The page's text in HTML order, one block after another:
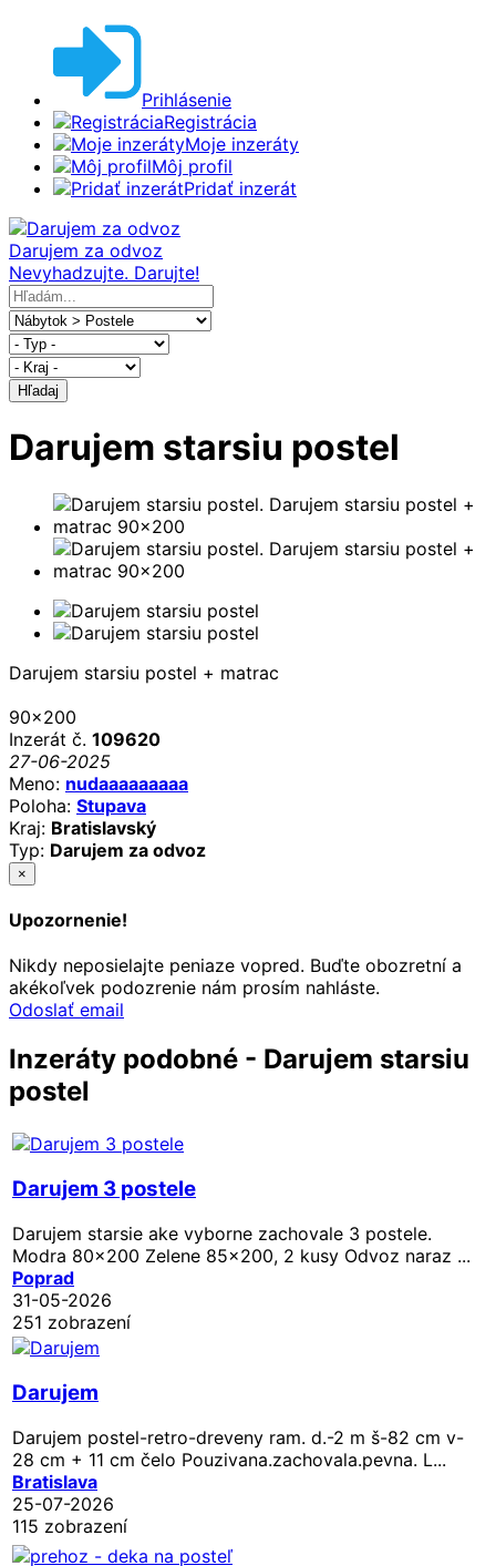
Prihlásenie
Registrácia
Moje inzeráty
Môj profil
Pridať inzerát
Darujem za odvoz
Nevyhadzujte. Darujte!
Hľadaj
Darujem starsiu postel
Darujem starsiu postel + matrac
90x200
Inzerát č. 109620
27-06-2025
Meno: nudaaaaaaaaa
Poloha: Stupava
Kraj: Bratislavský
Typ: Darujem za odvoz
×
Upozornenie!
Nikdy neposielajte peniaze vopred. Buďte obozretní a
akékoľvek podozrenie nám prosím nahláste.
Odoslať email
Inzeráty podobné - Darujem starsiu
postel
Darujem 3 postele
Darujem starsie ake vyborne zachovale 3 postele.
Modra 80x200 Zelene 85x200, 2 kusy Odvoz naraz ...
Poprad
31-05-2026
251 zobrazení
Darujem
Darujem postel-retro-dreveny ram. d.-2 m š-82 cm v-
28 cm + 11 cm čelo Pouzivana.zachovala.pevna. L...
Bratislava
25-07-2026
115 zobrazení